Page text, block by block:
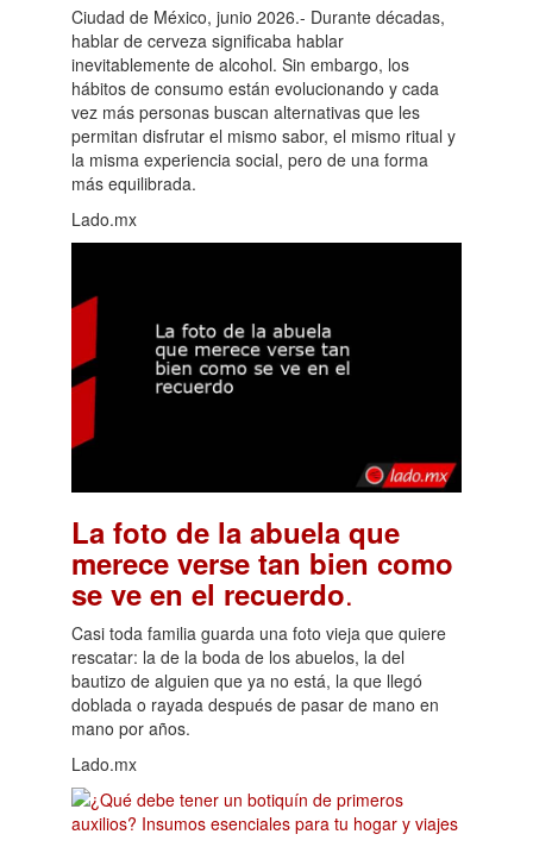
Ciudad de México, junio 2026.- Durante décadas,
hablar de cerveza significaba hablar
inevitablemente de alcohol. Sin embargo, los
hábitos de consumo están evolucionando y cada
vez más personas buscan alternativas que les
permitan disfrutar el mismo sabor, el mismo ritual y
la misma experiencia social, pero de una forma
más equilibrada.
Lado.mx
La foto de la abuela que
merece verse tan bien como
se ve en el recuerdo.
Casi toda familia guarda una foto vieja que quiere
rescatar: la de la boda de los abuelos, la del
bautizo de alguien que ya no está, la que llegó
doblada o rayada después de pasar de mano en
mano por años.
Lado.mx